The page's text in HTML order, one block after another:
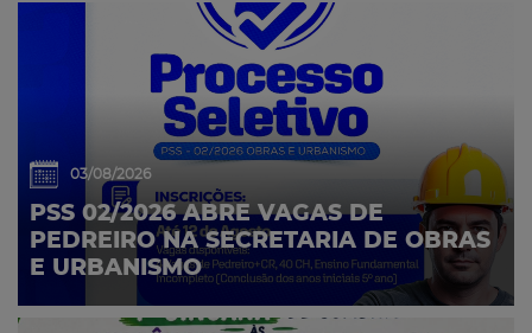
03/08/2026
PSS 02/2026 ABRE VAGAS DE
PEDREIRO NA SECRETARIA DE OBRAS
E URBANISMO